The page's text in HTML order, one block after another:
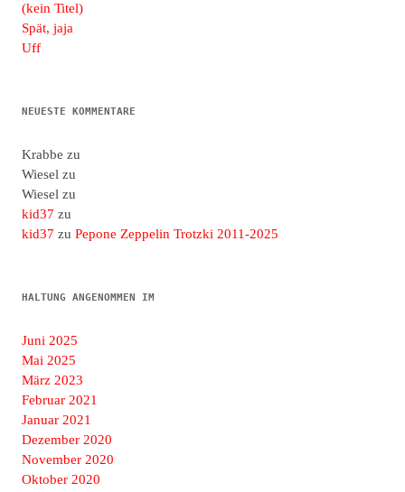
(kein Titel)
Spät, jaja
Uff
NEUESTE KOMMENTARE
Krabbe zu
Wiesel zu
Wiesel zu
kid37 zu
kid37 zu Pepone Zeppelin Trotzki 2011-2025
HALTUNG ANGENOMMEN IM
Juni 2025
Mai 2025
März 2023
Februar 2021
Januar 2021
Dezember 2020
November 2020
Oktober 2020